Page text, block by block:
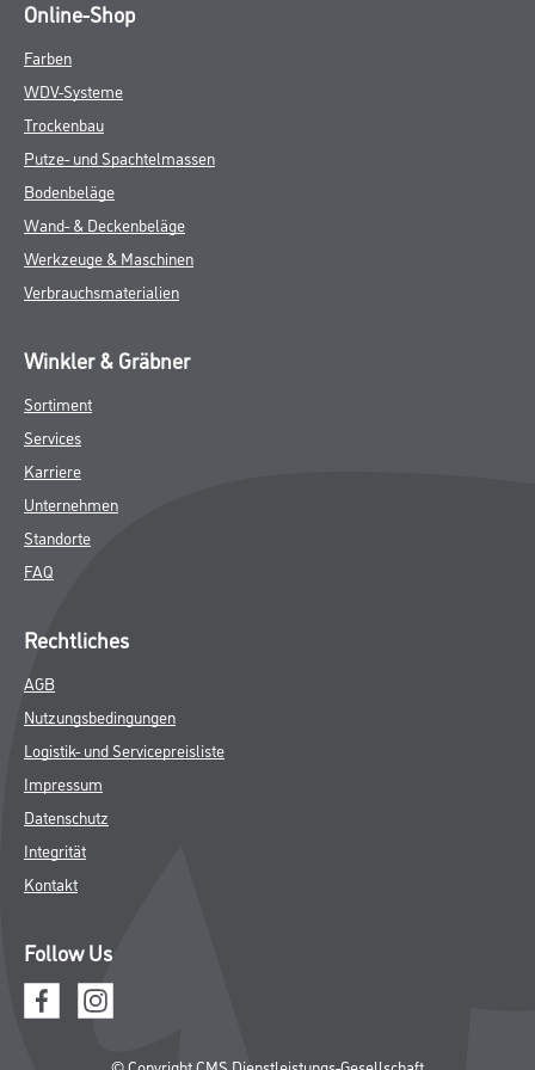
Online-Shop
Farben
WDV-Systeme
Trockenbau
Putze- und Spachtelmassen
Bodenbeläge
Wand- & Deckenbeläge
Werkzeuge & Maschinen
Verbrauchsmaterialien
Winkler & Gräbner
Sortiment
Services
Karriere
Unternehmen
Standorte
FAQ
Rechtliches
AGB
Nutzungsbedingungen
Logistik- und Servicepreisliste
Impressum
Datenschutz
Integrität
Kontakt
Follow Us